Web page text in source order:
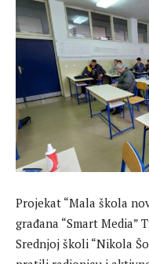
Projekat “Mala škola
građana “Smart Media”
Srednjoj školi “Nikola